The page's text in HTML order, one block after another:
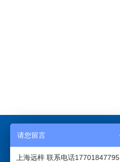
上海远梓总部地址
请您留言
上海远梓 联系电话17701847795